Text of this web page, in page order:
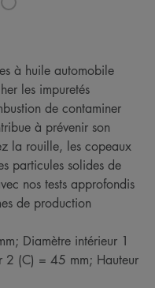
à huile automobile
les impuretés
de contaminer
à prévenir son
la rouille, les copeaux
particules solides de
nos tests approfondis
de production
Diamètre intérieur 1
2 (C) = 45 mm; Hauteur